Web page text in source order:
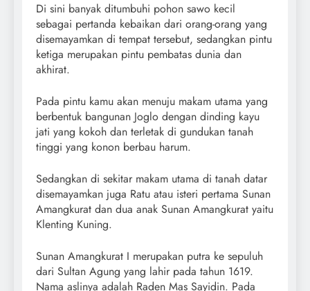
Di sini banyak ditumbuhi pohon sawo kecil
sebagai pertanda kebaikan dari orang-orang yang
disemayamkan di tempat tersebut, sedangkan pintu
ketiga merupakan pintu pembatas dunia dan
akhirat.
Pada pintu kamu akan menuju makam utama yang
berbentuk bangunan Joglo dengan dinding kayu
jati yang kokoh dan terletak di gundukan tanah
tinggi yang konon berbau harum.
Sedangkan di sekitar makam utama di tanah datar
disemayamkan juga Ratu atau isteri pertama Sunan
Amangkurat dan dua anak Sunan Amangkurat yaitu
Klenting Kuning.
Sunan Amangkurat I merupakan putra ke sepuluh
dari Sultan Agung yang lahir pada tahun 1619.
Nama aslinya adalah Raden Mas Sayidin. Pada